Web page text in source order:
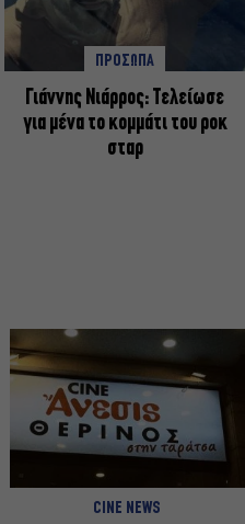
ΠΡΟΣΩΠΑ
Γιάννης Νιάρρος: Τελείωσε
για μένα το κομμάτι του ροκ
σταρ
CINE NEWS